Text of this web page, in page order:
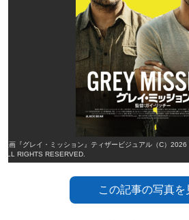
映画『グレイ・ミッション』ティザービジュアル（C）
ALL RIGHTS RESERVED.
この記事の写真を